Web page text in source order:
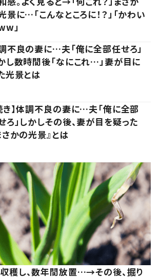
景に…「こんなところに！？」「かわい
」
不良の妻に…夫「俺に全部任せろ」
し数時間後「なにこれ…」妻が目に
光景とは
き】体調不良の妻に…夫「俺に全部
ろ」しかしその後、妻が目を疑った
さかの光景』とは
穫し、数年間放置…→その後、掘り